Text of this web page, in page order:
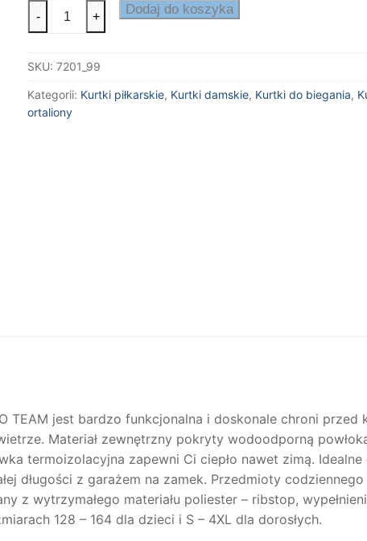
Kurtka
Team
- + Dodaj do koszyka
SKU: 7201_99
Kategorii: Kurtki piłkarskie, Kurtki damskie, Kurtki do biegania,
ortaliony
TEAM jest bardzo funkcjonalna i doskonale chroni przed
Materiał zewnętrzny pokryty wodoodporną powłoką
termoizolacyjna zapewni Ci ciepło nawet zimą. Idealne
długości z garażem na zamek. Przedmioty
z wytrzymałego materiału poliester – ribstop,
128 – 164 dla dzieci i S – 4XL dla dorosłych.